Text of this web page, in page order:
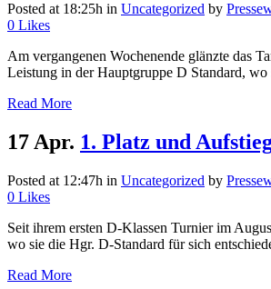
Posted at 18:25h in Uncategorized by
0 Likes
Am vergangenen Wochenende glänzte das
Leistung in der Hauptgruppe D Standard,
Read More
17 Apr. 1. Platz und
Posted at 12:47h in Uncategorized by
0 Likes
Seit ihrem ersten D-Klassen Turnier im
wo sie die Hgr. D-Standard für sich
Read More